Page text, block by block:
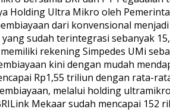
Holding Ultra Mikro oleh
dari konvensional
sudah terintegrasi sebanyak
rekening Simpedes UMi
kini dengan mudah
Rp1,55 triliun dengan rata-
melalui holding
Mekaar sudah mencapai